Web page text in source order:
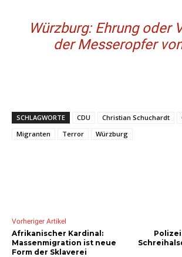
Würzburg: Ehrung oder
der Messeropfer
SCHLAGWORTE CDU Christian Schuchardt
Migranten
Terror Würzburg
Vorheriger Artikel
Afrikanischer Kardinal:
Massenmigration ist neue
Form der Sklaverei